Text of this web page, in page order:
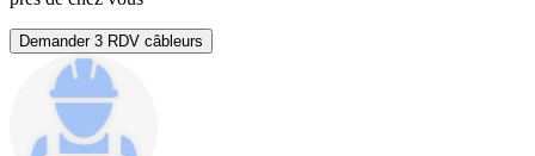
Demander 3 RDV câbleurs